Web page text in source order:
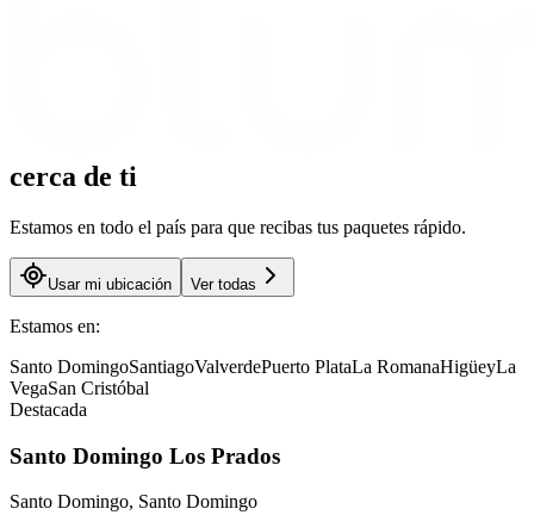
cerca de ti
Estamos en todo el país para que recibas tus paquetes rápido.
Usar mi ubicación Ver todas
Estamos en:
Santo DomingoSantiagoValverdePuerto PlataLa RomanaHigüeyLa
VegaSan Cristóbal
Destacada
Santo Domingo Los Prados
Santo Domingo, Santo Domingo